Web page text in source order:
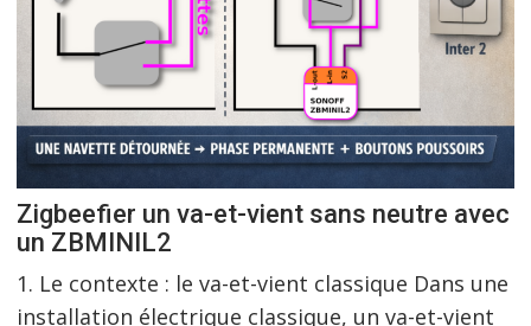
Zigbeefier un va-et-vient sans neutre avec
un ZBMINIL2
1. Le contexte : le va-et-vient classique Dans une
installation électrique classique, un va-et-vient